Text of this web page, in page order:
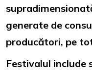
generate de
producători, pe
Festivalul include